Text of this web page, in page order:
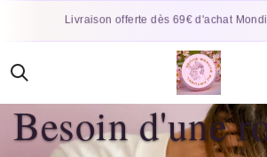
Livraison offerte dès 69€ d'achat
contenu
Besoin d'une